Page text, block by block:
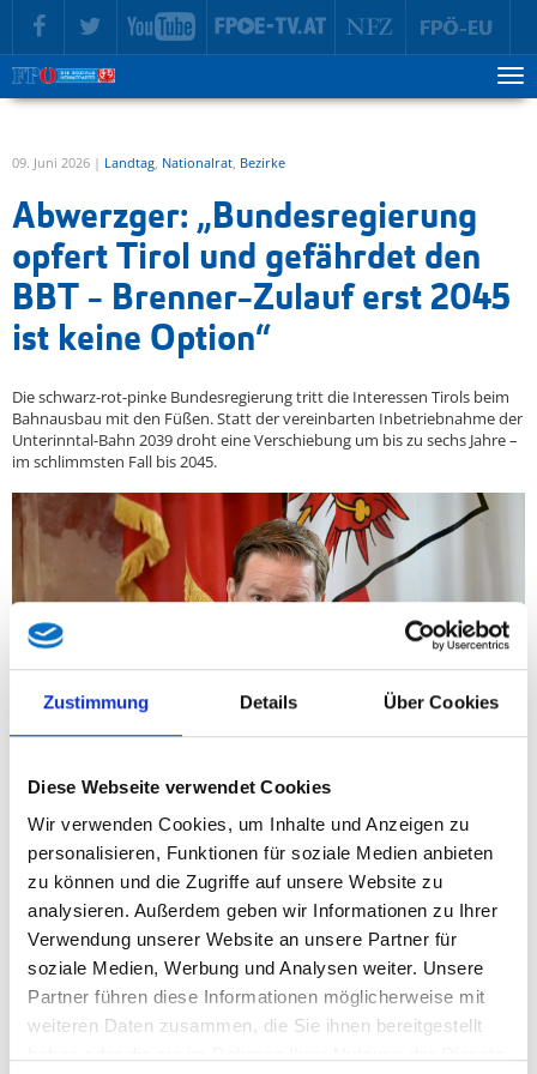
Zustimmung Details Über Cookies
Diese Webseite verwendet Cookies
Wir verwenden Cookies, um Inhalte und Anzeigen zu
personalisieren, Funktionen für soziale Medien anbieten
zu können und die Zugriffe auf unsere Website zu
analysieren. Außerdem geben wir Informationen zu Ihrer
Verwendung unserer Website an unsere Partner für
soziale Medien, Werbung und Analysen weiter. Unsere
Partner führen diese Informationen möglicherweise mit
weiteren Daten zusammen, die Sie ihnen bereitgestellt
zur Hauptnavigation springen
zum Inhalt springen
09. Juni 2026 | Landtag, Nationalrat, Bezirke
Abwerzger: „Bundesregierung
opfert Tirol und gefährdet den
BBT - Brenner-Zulauf erst 2045
ist keine Option“
Die schwarz-rot-pinke Bundesregierung tritt die Interessen Tirols beim
Bahnausbau mit den Füßen. Statt der vereinbarten Inbetriebnahme der
Unterinntal-Bahn 2039 droht eine Verschiebung um bis zu sechs Jahre –
im schlimmsten Fall bis 2045.
FPÖ-Landesparteiobmann KO LAbg. Mag. Markus Abwerzger
übt scharfe Kritik an diesem fatalen Signal: „Der Brenner-
Zulauf erst 2045 ist keine Option. Die Zukunft des
Transitverkehrs steht und fällt mit einem voll ausgelasteten
Brenner-Basistunnel. Ohne die Unterinntaltrasse gibt es auch
keine Zulaufstrecken in Bayern. Die Deutschen warten nur auf
ein Argument, um das Vorhaben in die Länge zu ziehen. Der
BBT kann ein echter Game Changer sein, aber nur, wenn auch